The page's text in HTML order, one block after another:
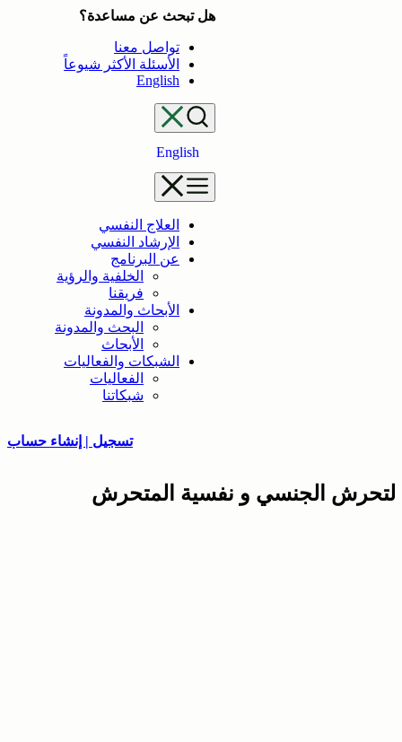
هل تبحث عن مساعدة؟
تواصل معنا
الأسئلة الأكثر شيوعاً
English
English
العلاج النفسي
الإرشاد النفسي
عن البرنامج
الخلفية والرؤية
فريقنا
الأبحاث والمدونة
البحث والمدونة
الأبحاث
الشبكات والفعاليات
الفعاليات
شبكاتنا
تسجيل | إنشاء حساب
التحرش الجنسي و نفسية المتحرش